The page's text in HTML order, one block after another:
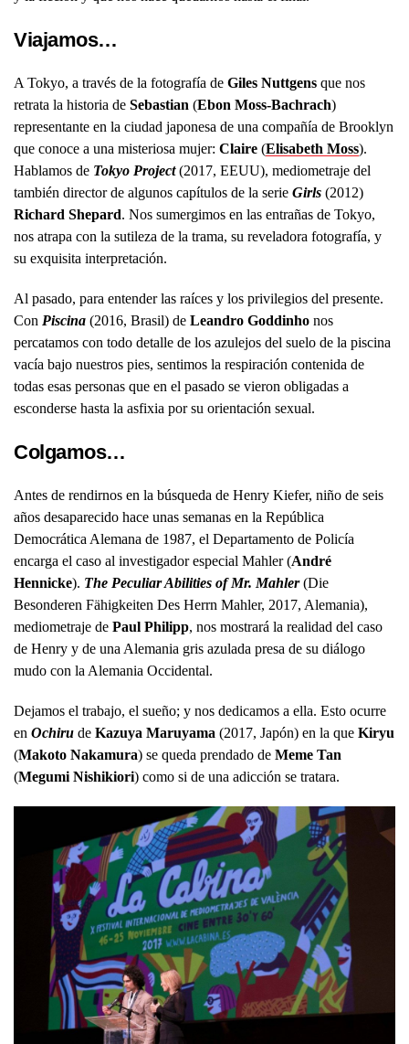
Viajamos…
A Tokyo, a través de la fotografía de Giles Nuttgens que nos
retrata la historia de Sebastian (Ebon Moss-Bachrach)
representante en la ciudad japonesa de una compañía de Brooklyn
que conoce a una misteriosa mujer: Claire (Elisabeth Moss).
Hablamos de Tokyo Project(2017, EEUU), mediometraje del
también director de algunos capítulos de la serie Girls (2012)
Richard Shepard. Nos sumergimos en las entrañas de Tokyo,
nos atrapa con la sutileza de la trama, su reveladora fotografía, y
su exquisita interpretación.
Al pasado, para entender las raíces y los privilegios del presente.
Con Piscina (2016, Brasil) de Leandro Goddinho nos
percatamos con todo detalle de los azulejos del suelo de la piscina
vacía bajo nuestros pies, sentimos la respiración contenida de
todas esas personas que en el pasado se vieron obligadas a
esconderse hasta la asfixia por su orientación sexual.
Colgamos…
Antes de rendirnos en la búsqueda de Henry Kiefer, niño de seis
años desaparecido hace unas semanas en la República
Democrática Alemana de 1987, el Departamento de Policía
encarga el caso al investigador especial Mahler (André
Hennicke). The Peculiar Abilities of Mr. Mahler(Die
Besonderen Fähigkeiten Des Herrn Mahler, 2017, Alemania),
mediometraje de Paul Philipp, nos mostrará la realidad del caso
de Henry y de una Alemania gris azulada presa de su diálogo
mudo con la Alemania Occidental.
Dejamos el trabajo, el sueño; y nos dedicamos a ella. Esto ocurre
en Ochiru de Kazuya Maruyama (2017, Japón) en la que Kiryu
(Makoto Nakamura) se queda prendado de Meme Tan
(Megumi Nishikiori) como si de una adicción se tratara.